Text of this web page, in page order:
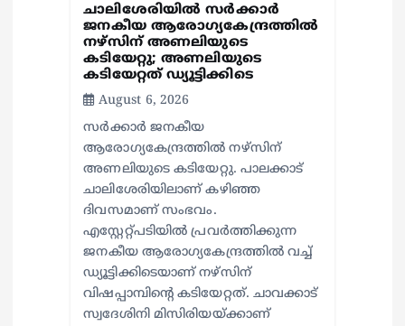
ചാലിശേരിയില്‍ സര്‍ക്കാര്‍
ജനകീയ ആരോഗ്യകേന്ദ്രത്തില്‍
നഴ്സിന് അണലിയുടെ
കടിയേറ്റു; അണലിയുടെ
കടിയേറ്റത് ഡ്യൂട്ടിക്കിടെ
August 6, 2026
സര്‍ക്കാര്‍ ജനകീയ
ആരോഗ്യകേന്ദ്രത്തില്‍ നഴ്സിന്
അണലിയുടെ കടിയേറ്റു. പാലക്കാട്
ചാലിശേരിയിലാണ് കഴിഞ്ഞ
ദിവസമാണ് സംഭവം.
എസ്റ്റേറ്റ്പടിയില്‍ പ്രവര്‍ത്തിക്കുന്ന
ജനകീയ ആരോഗ്യകേന്ദ്രത്തില്‍ വച്ച്
ഡ്യൂട്ടിക്കിടെയാണ് നഴ്സിന്
വിഷപ്പാമ്പിന്റെ കടിയേറ്റത്. ചാവക്കാട്
സ്വദേശിനി മിസിരിയയ്ക്കാണ്